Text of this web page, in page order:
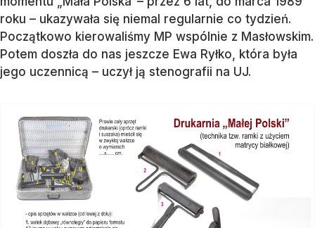
roku – ukazywała się niemal regularnie co tydzień.
Początkowo kierowaliśmy MP wspólnie z Masłowskim.
Potem doszła do nas jeszcze Ewa Ryłko, która była
jego uczennicą – uczył ją stenografii na UJ.